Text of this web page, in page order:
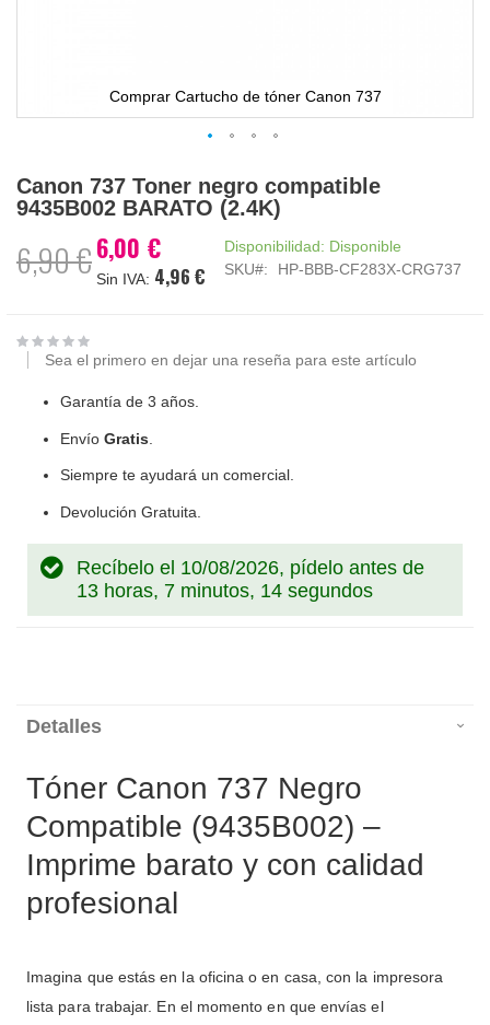
Comprar Cartucho de tóner Canon 737
al
comienzo
la
galería
Canon 737 Toner negro compatible
9435B002 BARATO (2.4K)
6,90 € Precio
especial
6,00 €
4,96 €
Disponibilidad: Disponible
SKU
HP-BBB-CF283X-CRG737
Sea el primero en dejar una reseña para este artículo
Garantía de 3 años.
Envío Gratis
Siempre te ayudará un comercial.
Devolución Gratuita.
Recíbelo el 10/08/2026, pídelo antes de
13 horas, 7 minutos, 13 segundos
Detalles
Tóner Canon 737 Negro
Compatible (9435B002) –
Imprime barato y con calidad
profesional
Imagina que estás en la oficina o en casa, con la impresora
lista para trabajar. En el momento en que envías el